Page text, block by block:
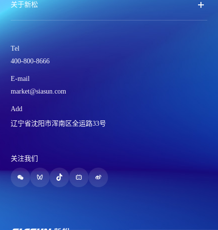
关于新松
Tel
400-800-8666
E-mail
market@siasun.com
Add
辽宁省沈阳市浑南区全运路33号
关注我们